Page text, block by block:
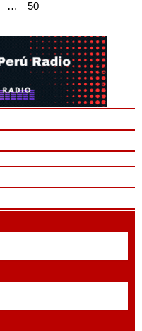
… 50